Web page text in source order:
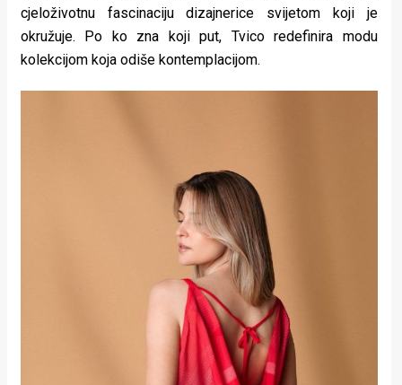
cjeloživotnu fascinaciju dizajnerice svijetom koji je
okružuje. Po ko zna koji put, Tvico redefinira modu
kolekcijom koja odiše kontemplacijom.